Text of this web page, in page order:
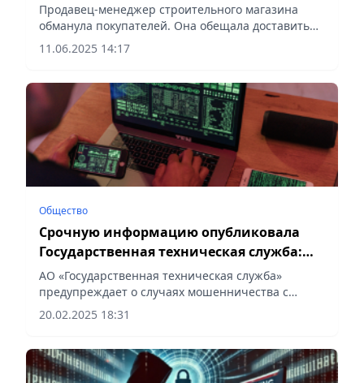
Продавец-менеджер строительного магазина
обманула покупателей. Она обещала доставить
теплый пол, но завладела деньгами д оверчивых
астанчан, сообщает Vecher.kz.
11.06.2025 14:17
Общество
Срочную информацию опубликовала
Государственная техническая служба:
мошенники атакуют с номеров +870
АО «Государственная техническая служба»
предупреждает о случаях мошенничества с
использованием номеров, начинающихся на
+870, сообщает Vecher.kz.
20.02.2025 18:31